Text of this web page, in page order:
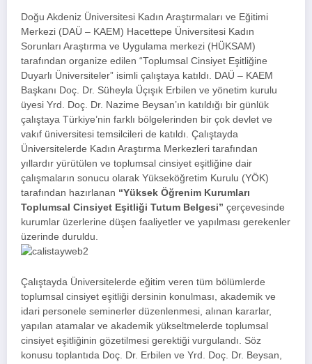
Doğu Akdeniz Üniversitesi Kadın Araştırmaları ve Eğitimi
Merkezi (DAÜ – KAEM) Hacettepe Üniversitesi Kadın
Sorunları Araştırma ve Uygulama merkezi (HÜKSAM)
tarafından organize edilen “Toplumsal Cinsiyet Eşitliğine
Duyarlı Üniversiteler” isimli çalıştaya katıldı. DAÜ – KAEM
Başkanı Doç. Dr. Süheyla Üçışık Erbilen ve yönetim kurulu
üyesi Yrd. Doç. Dr. Nazime Beysan’ın katıldığı bir günlük
çalıştaya Türkiye’nin farklı bölgelerinden bir çok devlet ve
vakıf üniversitesi temsilcileri de katıldı. Çalıştayda
Üniversitelerde Kadın Araştırma Merkezleri tarafından
yıllardır yürütülen ve toplumsal cinsiyet eşitliğine dair
çalışmaların sonucu olarak Yükseköğretim Kurulu (YÖK)
tarafından hazırlanan “Yüksek Öğrenim Kurumları
Toplumsal Cinsiyet Eşitliği Tutum Belgesi” çerçevesinde
kurumlar üzerlerine düşen faaliyetler ve yapılması gerekenler
üzerinde duruldu.
Çalıştayda Üniversitelerde eğitim veren tüm bölümlerde
toplumsal cinsiyet eşitliği dersinin konulması, akademik ve
idari personele seminerler düzenlenmesi, alınan kararlar,
yapılan atamalar ve akademik yükseltmelerde toplumsal
cinsiyet eşitliğinin gözetilmesi gerektiği vurgulandı. Söz
konusu toplantıda Doç. Dr. Erbilen ve Yrd. Doç. Dr. Beysan,